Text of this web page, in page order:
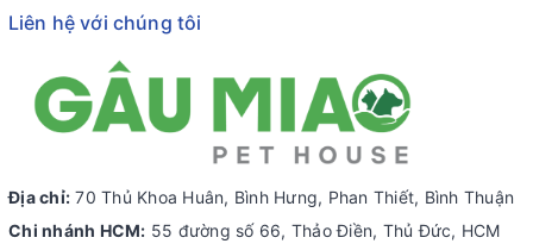
Liên hệ với chúng tôi
Địa chỉ: 70 Thủ Khoa Huân, Bình Hưng, Phan Thiết, Bình Thuận
Chi nhánh HCM: 55 đường số 66, Thảo Điền, Thủ Đức, HCM